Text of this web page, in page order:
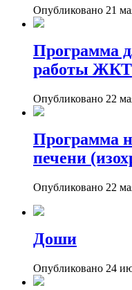
Опубликовано 21
Программа
работы ЖКТ
Опубликовано 22
Программа
печени
Опубликовано 22
Доши
Опубликовано 24